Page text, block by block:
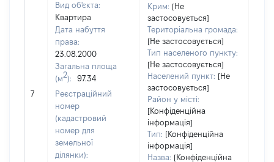
7
Вид об'єкта:
Квартира
Дата набуття
права:
23.08.2000
Загальна площа
(м2):
97.34
Реєстраційний
номер
(кадастровий
номер для
земельної
ділянки):
Крим: [Не
застосовується]
Територіальна громада:
[Не застосовується]
Тип населеного пункту:
[Не застосовується]
Населений пункт: [Не
застосовується]
Район у місті:
[Конфіденційна
інформація]
Тип: [Конфіденційна
інформація]
Назва: [Конфіденційна